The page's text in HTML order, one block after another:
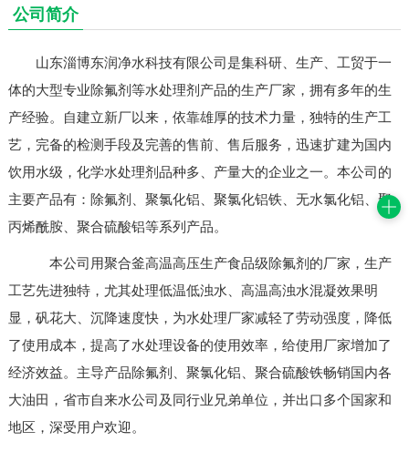
服务支持
联系我们
公司简介
山东淄博东润净水科技有限公司是集科研、生产、工贸于一
体的大型专业除氟剂等水处理剂产品的生产厂家，拥有多年的生
产经验。自建立新厂以来，依靠雄厚的技术力量，独特的生产工
艺，完备的检测手段及完善的售前、售后服务，迅速扩建为国内
饮用水级，化学水处理剂品种多、产量大的企业之一。本公司的
主要产品有：除氟剂、聚氯化铝、聚氯化铝铁、无水氯化铝、聚
丙烯酰胺、聚合硫酸铝等系列产品。
本公司用聚合釜高温高压生产食品级除氟剂的厂家，生产
工艺先进独特，尤其处理低温低浊水、高温高浊水混凝效果明
显，矾花大、沉降速度快，为水处理厂家减轻了劳动强度，降低
了使用成本，提高了水处理设备的使用效率，给使用厂家增加了
经济效益。主导产品除氟剂、聚氯化铝、聚合硫酸铁畅销国内各
大油田，省市自来水公司及同行业兄弟单位，并出口多个国家和
地区，深受用户欢迎。